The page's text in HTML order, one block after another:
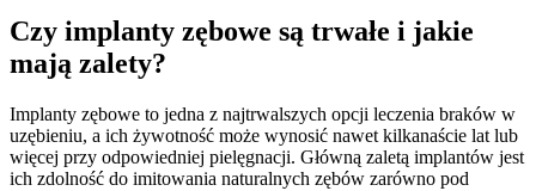
Czy implanty zębowe są trwałe i jakie
mają zalety?
Implanty zębowe to jedna z najtrwalszych opcji leczenia braków w
uzębieniu, a ich żywotność może wynosić nawet kilkanaście lat lub
więcej przy odpowiedniej pielęgnacji. Główną zaletą implantów jest
ich zdolność do imitowania naturalnych zębów zarówno pod